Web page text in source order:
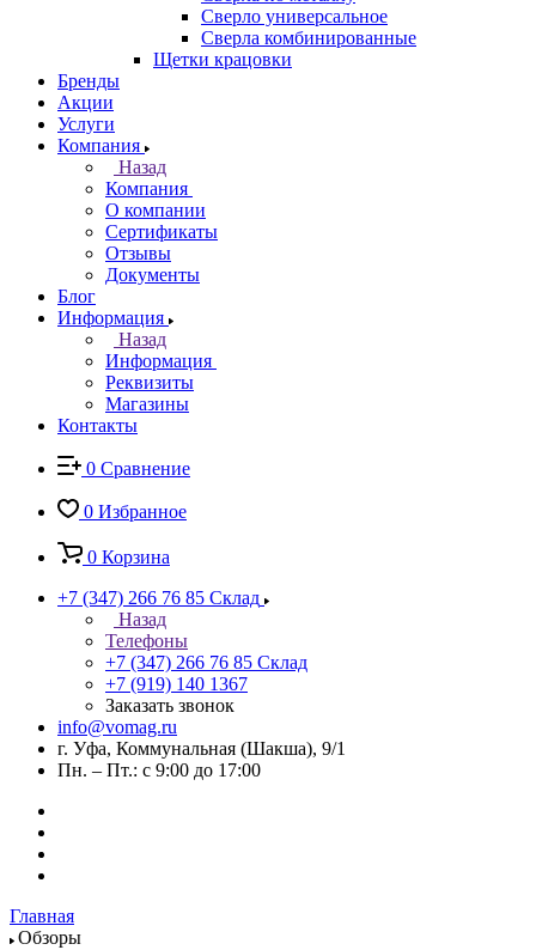
Сверло универсальное
Сверла комбинированные
Щетки крацовки
Бренды
Акции
Услуги
Компания
Назад
Компания
О компании
Сертификаты
Отзывы
Документы
Блог
Информация
Назад
Информация
Реквизиты
Магазины
Контакты
0 Сравнение
0 Избранное
0 Корзина
+7 (347) 266 76 85 Склад
Назад
Телефоны
+7 (347) 266 76 85 Склад
+7 (919) 140 1367
Заказать звонок
info@vomag.ru
г. Уфа, Коммунальная (Шакша), 9/1
Пн. – Пт.: с 9:00 до 17:00
Главная
Обзоры